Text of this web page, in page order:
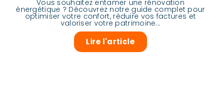
Vous souhaitez entamer une rénovation
énergétique ? Découvrez notre guide complet pour
optimiser votre confort, réduire vos factures et
valoriser votre patrimoine...
Lire l'article